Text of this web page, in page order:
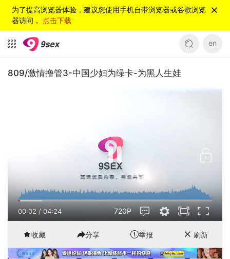
为了提高浏览器体验，建议您使用手机自带浏览器或谷歌浏览
器访问， 点击下载
en
809/激情撸管3-中国少妇为绿卡-为黑人生娃
00:03/04:24 720P
收藏 分享 举报 刷新